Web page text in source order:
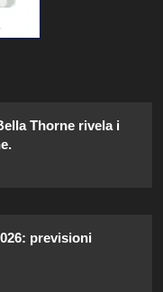
Thorne rivela i
previsioni